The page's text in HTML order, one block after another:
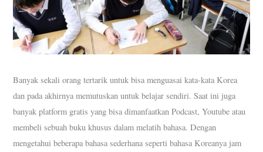
Banyak sekali orang tertarik untuk bisa menguasai kata-kata Korea
dan pada akhirnya memutuskan untuk belajar sendiri. Saat ini juga
banyak platform gratis yang bisa dimanfaatkan Podcast, Youtube atau
membeli sebuah buku khusus dalam melatih bahasa. Dengan
mengetahui beberapa bahasa sederhana seperti bahasa Koreanya jam